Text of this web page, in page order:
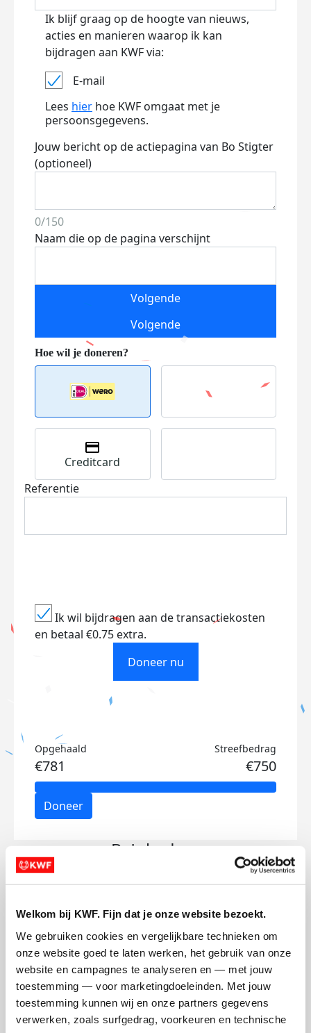
Welkom bij KWF. Fijn dat je onze website bezoekt.
We gebruiken cookies en vergelijkbare technieken om
onze website goed te laten werken, het gebruik van onze
website en campagnes te analyseren en — met jouw
toestemming — voor marketingdoeleinden. Met jouw
toestemming kunnen wij en onze partners gegevens
verwerken, zoals surfgedrag, voorkeuren en technische
Ik blijf graag op de hoogte van nieuws,
acties en manieren waarop ik kan
bijdragen aan KWF via:
E-mail
Lees hier hoe KWF omgaat met je
persoonsgegevens.
Jouw bericht op de actiepagina van Bo Stigter
(optioneel)
0/150
Naam die op de pagina verschijnt
Volgende
Volgende
Creditcard
Referentie
Ik wil bijdragen aan de transactiekosten
en betaal €0.75 extra.
Doneer nu
Opgehaald
€781
Streefbedrag
€750
Doneer
Bo's badges